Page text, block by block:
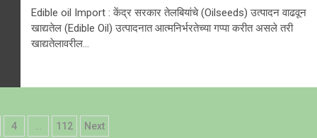
Edible oil Import : केंद्र सरकार तेलबियांचे (Oilseeds) उत्पादन वाढवून
खाद्यतेल (Edible Oil) उत्पादनात आत्मनिर्भरतेच्या गप्पा करीत असले तरी
खाद्यतेलावरील...
4 … 112 Next